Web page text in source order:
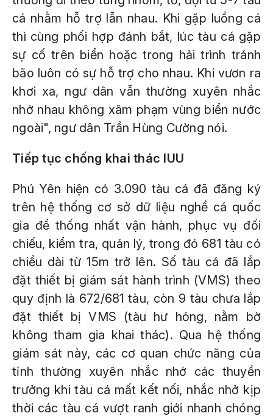
cá nhằm hỗ trợ lẫn nhau. Khi gặp luồng cá
thì cùng phối hợp đánh bắt, lúc tàu cá gặp
sự cố trên biển hoặc trong hải trình tránh
bão luôn có sự hỗ trợ cho nhau. Khi vươn ra
khơi xa, ngư dân vẫn thường xuyên nhắc
nhở nhau không xâm phạm vùng biển nước
ngoài", ngư dân Trần Hùng Cường nói.
Tiếp tục chống khai thác IUU
Phú Yên hiện có 3.090 tàu cá đã đăng ký
trên hệ thống cơ sở dữ liệu nghề cá quốc
gia để thống nhất vận hành, phục vụ đối
chiếu, kiểm tra, quản lý, trong đó 681 tàu có
chiều dài từ 15m trở lên. Số tàu cá đã lắp
đặt thiết bị giám sát hành trình (VMS) theo
quy định là 672/681 tàu, còn 9 tàu chưa lắp
đặt thiết bị VMS (tàu hư hỏng, nằm bờ
không tham gia khai thác). Qua hệ thống
giám sát này, các cơ quan chức năng của
tỉnh thường xuyên nhắc nhở các thuyền
trưởng khi tàu cá mất kết nối, nhắc nhở kịp
thời các tàu cá vượt ranh giới nhanh chóng